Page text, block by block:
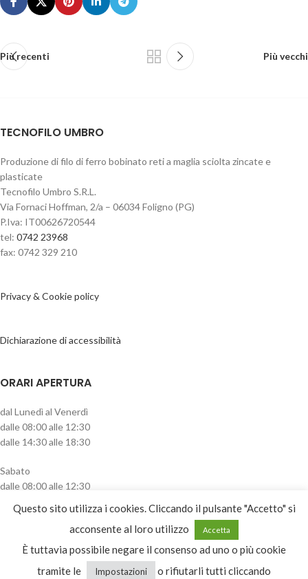
Più recenti Più vecchi
TECNOFILO UMBRO
Produzione di filo di ferro bobinato reti a maglia sciolta zincate e
plasticate
Tecnofilo Umbro S.R.L.
Via Fornaci Hoffman, 2/a – 06034 Foligno (PG)
P.Iva: IT00626720544
tel: 0742 23968
fax: 0742 329 210
Privacy & Cookie policy
Dichiarazione di accessibilità
ORARI APERTURA
dal Lunedì al Venerdì
dalle 08:00 alle 12:30
dalle 14:30 alle 18:30
Sabato
dalle 08:00 alle 12:30
CATEGORIE PRODOTTO
Seleziona una categoria
Questo sito utilizza i cookies. Cliccando il pulsante "Accetto" si
acconsente al loro utilizzo
Accetta
È tuttavia possibile negare il consenso ad uno o più cookie
tramite le
Impostazioni o rifiutarli tutti cliccando